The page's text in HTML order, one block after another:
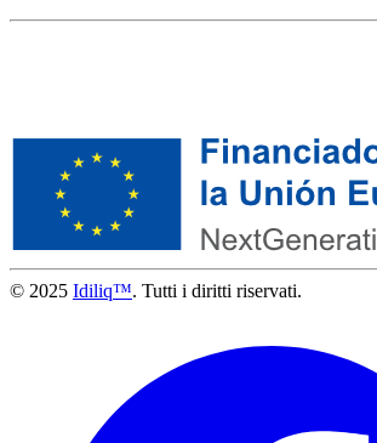
© 2025 Idiliq™. Tutti i diritti riservati.